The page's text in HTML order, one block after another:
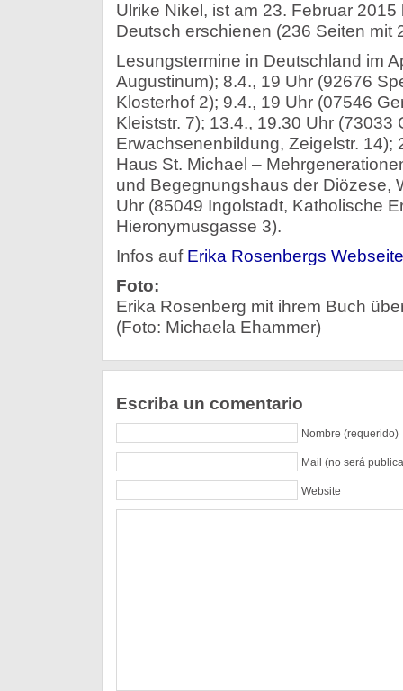
Ulrike Nikel, ist am 23. Februar
Deutsch erschienen (236 Seiten mit
Lesungstermine in Deutschland im
Augustinum); 8.4., 19 Uhr (92676
Klosterhof 2); 9.4., 19 Uhr (07546
Kleiststr. 7); 13.4., 19.30 Uhr (73033
Erwachsenenbildung, Zeigelstr. 14);
Haus St. Michael –
und Begegnungshaus der Diözese,
Uhr (85049 Ingolstadt, Katholische
Hieronymusgasse 3).
Infos auf Erika Rosenbergs Webseite
Foto:
Erika Rosenberg mit ihrem Buch
(Foto: Michaela Ehammer)
Escriba un comentario
Nombre (requerido)
Mail (no será
Website